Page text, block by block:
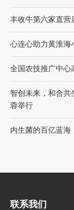
丰收牛第六家直营
心连心助力黄淮海
全国农技推广中心
智创未来，和合
蓉举行
内生菌的百亿蓝海
联系我们